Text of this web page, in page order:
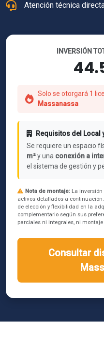
Atención técnica
INVERSIÓN
Solo se otorgará 1
Massanassa
Requisitos del Local
Se requiere un espacio
m²y una conexión a
el sistema de gestión y
Nota de montaje: La
activos detallados a
de elección y flexibilidad en la
complementario según sus
parciales ni integrales, ni
Consultar